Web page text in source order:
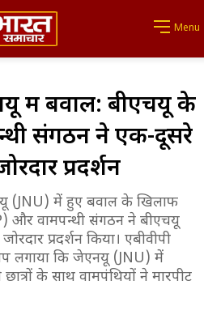
Menu
में बवाल: बीएचयू के
संगठन ने एक-दूसरे
प्रदर्शन
(JNU) में हुए बवाल के खिलाफ
और वामपन्थी संगठन ने बीएचयू
प्रदर्शन किया। एबीवीपी
लगाया कि जेएनयू (JNU) में
के साथ वामपंथियों ने मारपीट